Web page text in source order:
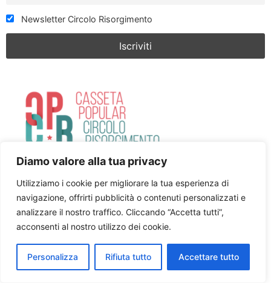
Diamo valore alla tua privacy
Utilizziamo i cookie per migliorare la tua esperienza di
navigazione, offrirti pubblicità o contenuti personalizzati e
analizzare il nostro traffico. Cliccando “Accetta tutti”,
acconsenti al nostro utilizzo dei cookie.
Personalizza Rifiuta tutto Accettare tutto
Newsletter Circolo Risorgimento
Privacy Policy
Youtube
Tutti i diritti riservati